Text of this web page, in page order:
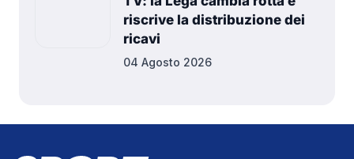
TV: la Lega cambia rotta e
riscrive la distribuzione dei
ricavi
04 Agosto 2026